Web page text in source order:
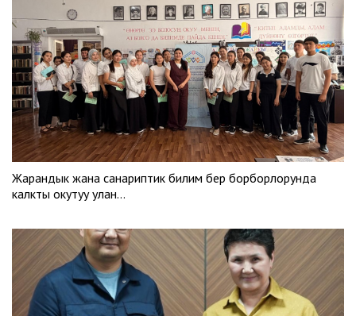
Жарандык жана санариптик билим берүү борборлорунда
калкты окутуу улан…